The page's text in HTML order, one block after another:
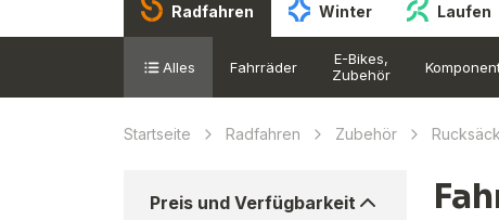
Radfahren Winter Laufen
Alles Fahrräder
E-Bikes,
Zubehör
Startseite Radfahren Zubehör
Preis und Verfügbarkeit